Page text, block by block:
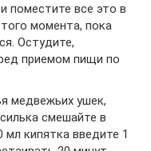
поместите все это в
момента, пока
Остудите,
приемом пищи по
медвежьих ушек,
смешайте в
мл кипятка введите 1